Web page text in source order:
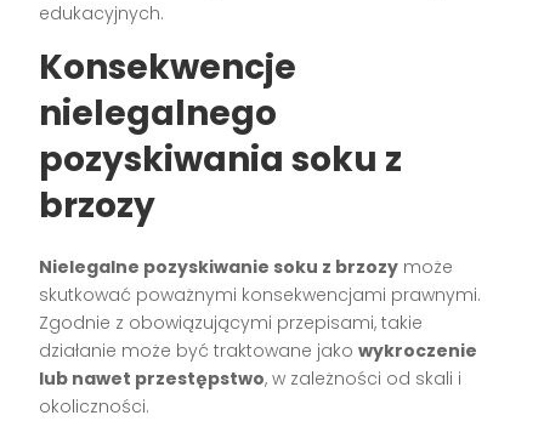
edukacyjnych.
Konsekwencje
nielegalnego
pozyskiwania soku z
brzozy
Nielegalne pozyskiwanie soku z brzozy może
skutkować poważnymi konsekwencjami prawnymi.
Zgodnie z obowiązującymi przepisami, takie
działanie może być traktowane jakowykroczenie
lub nawet przestępstwo, w zależności od skali i
okoliczności.